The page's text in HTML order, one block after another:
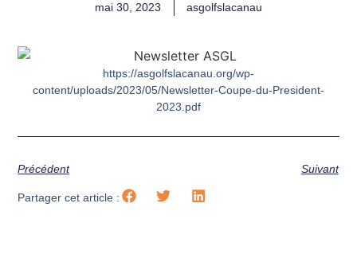
mai 30, 2023 asgolfslacanau
https://asgolfslacanau.org/wp-
content/uploads/2023/05/Newsletter-Coupe-du-President-
2023.pdf
Précédent Suivant
Partager cet article :